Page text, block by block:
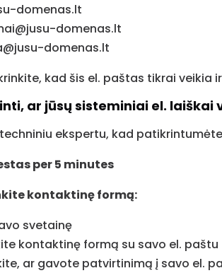
domenas.lt
domenas.lt
domenas.lt
kad šis el. paštas tikrai veikia
ar jūsų sisteminiai el. laiškai
ekspertu, kad
per 5 minutes
kontaktinę formą:
svetainę
kontaktinę formą su savo el. paštu
ar gavote patvirtinimą į savo el.